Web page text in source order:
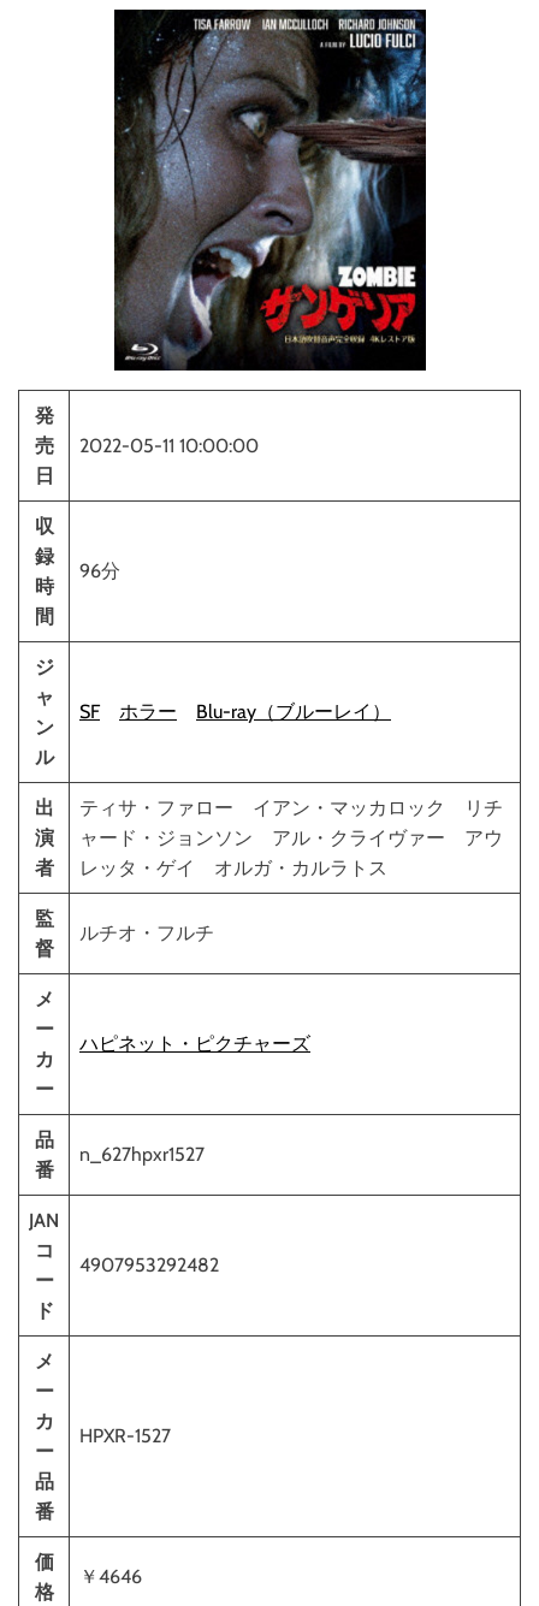
発
売
日
2022-05-11 10:00:00
収
録
時
間
96分
ジ
ャ
ン
ル
SF ホラー Blu-ray（ブルーレイ）
出
演
者
ティサ・ファロー イアン・マッカロック リチ
ャード・ジョンソン アル・クライヴァー アウ
レッタ・ゲイ オルガ・カルラトス
監
督
ルチオ・フルチ
メ
ー
カ
ー
ハピネット・ピクチャーズ
品
番
n_627hpxr1527
JAN
コ
ー
ド
4907953292482
メ
ー
カ
ー
品
番
HPXR-1527
価
格
￥4646